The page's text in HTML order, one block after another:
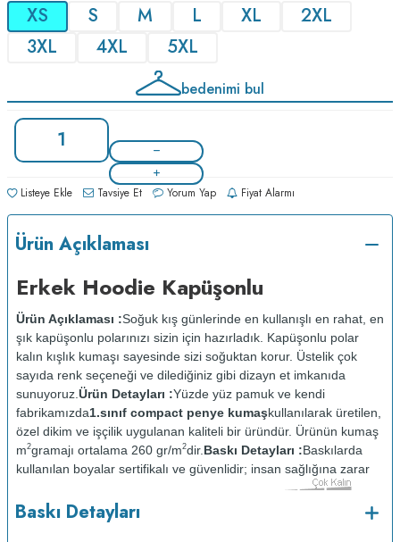
XS S M L XL
2XL
3XL
4XL 5XL
bedenimi bul
Listeye Ekle Tavsiye Et Yorum Yap Fiyat Alarmı
Ürün Açıklaması
Erkek Hoodie Kapüşonlu
Ürün Açıklaması :Soğuk kış günlerinde en kullanışlı en rahat, en
şık kapüşonlu polarınızı sizin için hazırladık. Kapüşonlu polar
kalın kışlık kumaşı sayesinde sizi soğuktan korur. Üstelik çok
sayıda renk seçeneği ve dilediğiniz gibi dizayn et imkanıda
sunuyoruz. Ürün Detayları :Yüzde yüz pamuk ve kendi
fabrikamızda1.sınıf compact penye kumaşkullanılarak üretilen,
özel dikim ve işçilik uygulanan kaliteli bir üründür. Ürünün kumaş
m2gramajı ortalama 260 gr/m2dir. Baskı Detayları :Baskılarda
kullanılan boyalar sertifikalı ve güvenlidir; insan sağlığına zarar
vermez.
Kumaş Kalınlığı :
Bakım : Kısa programda maksimum 30
Baskı Detayları